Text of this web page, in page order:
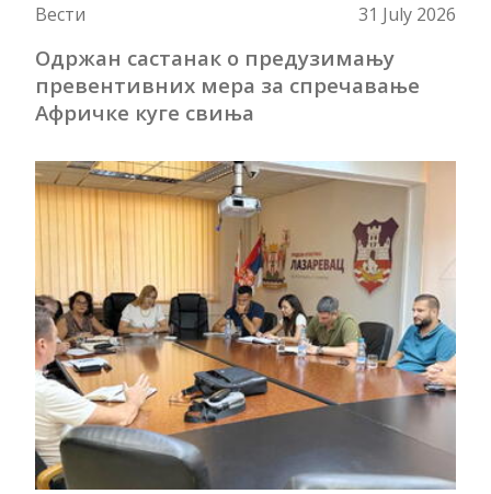
Вести 31 July 2026
Одржан састанак о предузимању
превентивних мера за спречавање
Афричке куге свиња